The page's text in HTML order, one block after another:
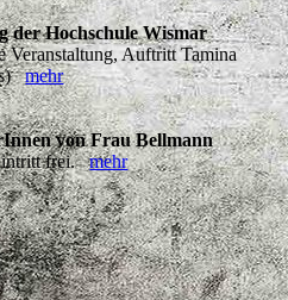
der Hochschule Wismar
Veranstaltung, Auftritt Tamina
mehr
von Frau Bellmann
frei.mehr